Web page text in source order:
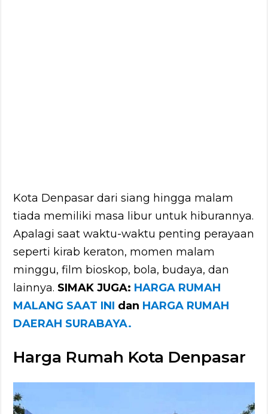
Kota Denpasar dari siang hingga malam
tiada memiliki masa libur untuk hiburannya.
Apalagi saat waktu-waktu penting perayaan
seperti kirab keraton, momen malam
minggu, film bioskop, bola, budaya, dan
lainnya. SIMAK JUGA: HARGA RUMAH
MALANG SAAT INI dan HARGA RUMAH
DAERAH SURABAYA.
Harga Rumah Kota Denpasar